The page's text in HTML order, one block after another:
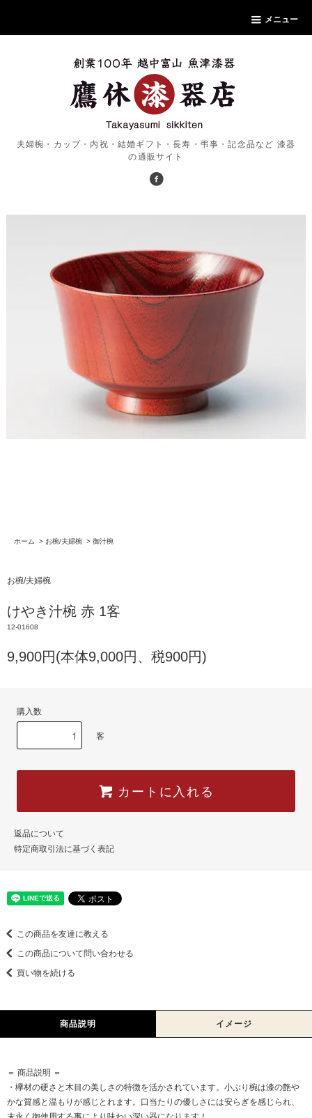
メニュー
夫婦椀・カップ・内祝・結婚ギフト・長寿・弔事・記念品など 漆器
の通販サイト
ホーム > お椀/夫婦椀 > 御汁椀
お椀/夫婦椀
けやき汁椀 赤 1客
12-01608
9,900円(本体9,000円、税900円)
購入数
客
カートに入れる
返品について
特定商取引法に基づく表記
この商品を友達に教える
この商品について問い合わせる
買い物を続ける
商品説明 イメージ
＝ 商品説明 ＝
・欅材の硬さと木目の美しさの特徴を活かされています。小ぶり椀は漆の艶や
かな質感と温もりが感じとれます。口当たりの優しさには安らぎを感じられ、